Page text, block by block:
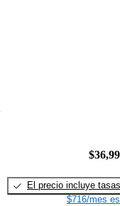
El precio incluye tasas
$716/mes